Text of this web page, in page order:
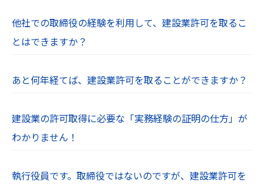
他社での取締役の経験を利用して、建設業許可を取るこ
とはできますか？
あと何年経てば、建設業許可を取ることができますか？
建設業の許可取得に必要な「実務経験の証明の仕方」が
わかりません！
執行役員です。取締役ではないのですが、建設業許可を